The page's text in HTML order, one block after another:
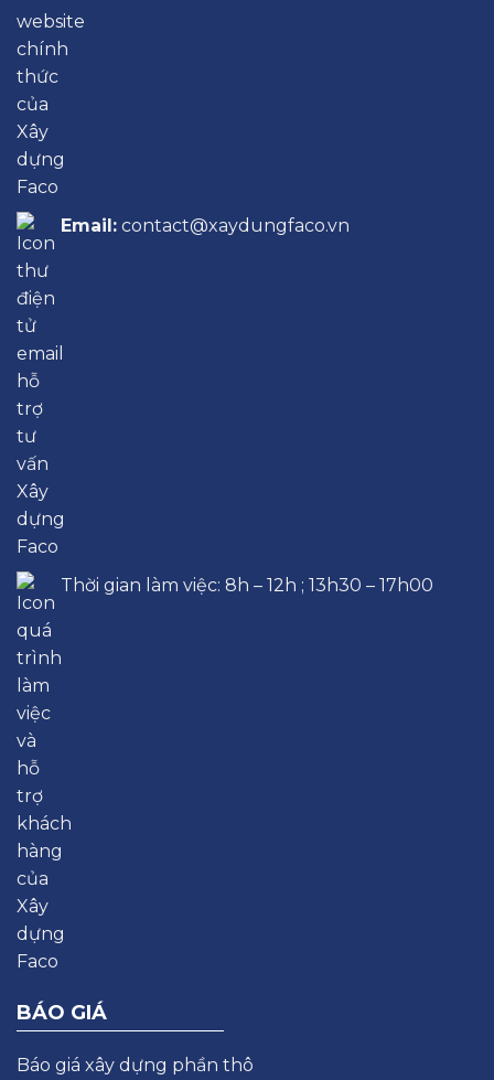
Email: contact@xaydungfaco.vn
Thời gian làm việc: 8h – 12h ; 13h30 – 17h00
BÁO GIÁ
Báo giá xây dựng phần thô